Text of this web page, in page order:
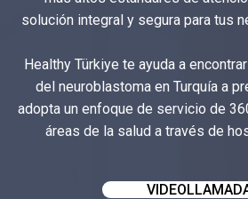
nsolución integral y segura para tus
Healthy Türkiye te ayuda a
del neuroblastoma en Turquía a
adopta un enfoque de servicio de
áreas de la salud a través de